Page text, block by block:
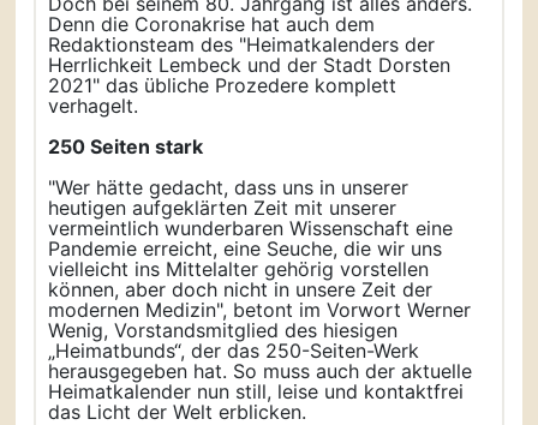
Denn die Coronakrise hat auch dem
Redaktionsteam des "Heimatkalenders der
Herrlichkeit Lembeck und der Stadt Dorsten
2021" das übliche Prozedere komplett
verhagelt.
250 Seiten stark
"Wer hätte gedacht, dass uns in unserer
heutigen aufgeklärten Zeit mit unserer
vermeintlich wunderbaren Wissenschaft eine
Pandemie erreicht, eine Seuche, die wir uns
vielleicht ins Mittelalter gehörig vorstellen
können, aber doch nicht in unsere Zeit der
modernen Medizin", betont im Vorwort Werner
Wenig, Vorstandsmitglied des hiesigen
„Heimatbunds“, der das 250-Seiten-Werk
herausgegeben hat. So muss auch der aktuelle
Heimatkalender nun still, leise und kontaktfrei
das Licht der Welt erblicken.